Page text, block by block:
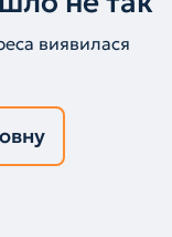
виявилася